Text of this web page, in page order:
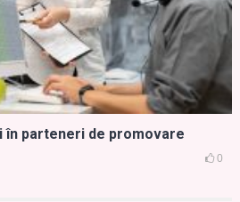
în parteneri de promovare
0